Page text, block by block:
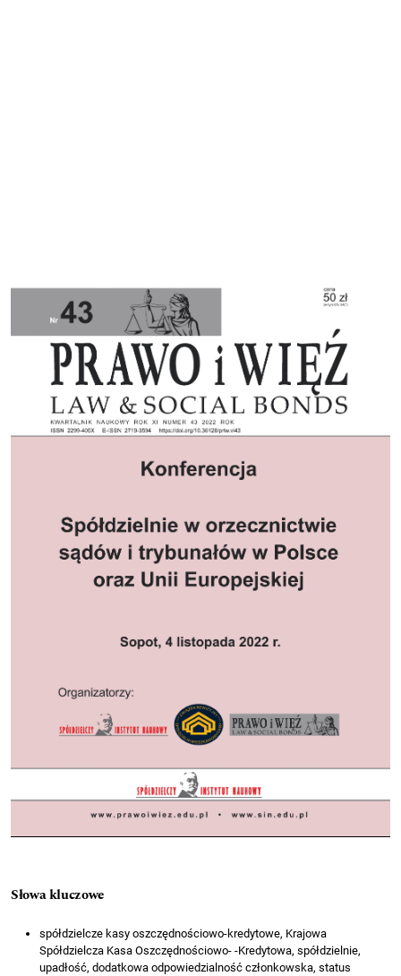
Słowa kluczowe
spółdzielcze kasy oszczędnościowo-kredytowe, Krajowa
Spółdzielcza Kasa Oszczędnościowo- -Kredytowa, spółdzielnie,
upadłość, dodatkowa odpowiedzialność członkowska, status